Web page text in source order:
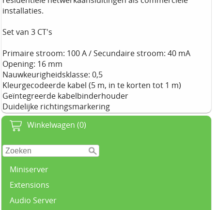
Winkelwagen (0)
Miniserver
Extensions
Audio Server
installaties.
Set van 3 CT's
Primaire stroom: 100 A / Secundaire stroom: 40 mA
Opening: 16 mm
Nauwkeurigheidsklasse: 0,5
Kleurgecodeerde kabel (5 m, in te korten tot 1 m)
Geïntegreerde kabelbinderhouder
Duidelijke richtingsmarkering